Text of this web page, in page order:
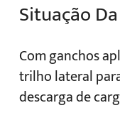
Situação
Com ganchos
trilho lateral
descarga de